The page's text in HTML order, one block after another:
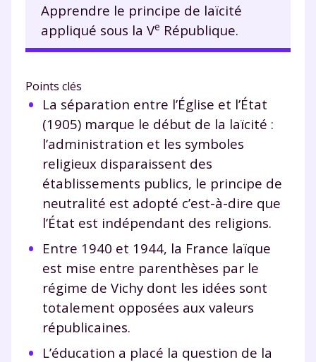
Apprendre le principe de laïcité
appliqué sous la Ve République.
Points clés
La séparation entre l’Église et l’État
(1905) marque le début de la laïcité :
l’administration et les symboles
religieux disparaissent des
établissements publics, le principe de
neutralité est adopté c’est-à-dire que
l’État est indépendant des religions.
Entre 1940 et 1944, la France laïque
est mise entre parenthèses par le
régime de Vichy dont les idées sont
totalement opposées aux valeurs
républicaines.
L’éducation a placé la question de la